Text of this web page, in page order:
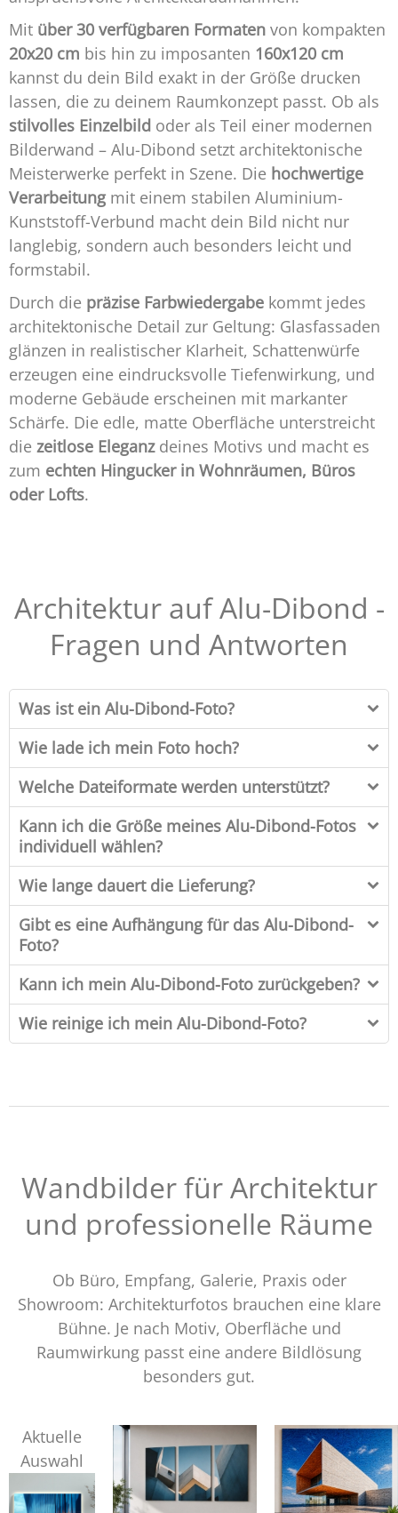
Mit über 30 verfügbaren Formaten von kompakten
20x20 cm bis hin zu imposanten 160x120 cm
kannst du dein Bild exakt in der Größe drucken
lassen, die zu deinem Raumkonzept passt. Ob als
stilvolles Einzelbild oder als Teil einer modernen
Bilderwand – Alu-Dibond setzt architektonische
Meisterwerke perfekt in Szene. Die hochwertige
Verarbeitung mit einem stabilen Aluminium-
Kunststoff-Verbund macht dein Bild nicht nur
langlebig, sondern auch besonders leicht und
formstabil.
Durch die präzise Farbwiedergabe kommt jedes
architektonische Detail zur Geltung: Glasfassaden
glänzen in realistischer Klarheit, Schattenwürfe
erzeugen eine eindrucksvolle Tiefenwirkung, und
moderne Gebäude erscheinen mit markanter
Schärfe. Die edle, matte Oberfläche unterstreicht
die zeitlose Eleganzdeines Motivs und macht es
zum echten Hingucker in Wohnräumen, Büros
oder Lofts.
Architektur auf Alu-Dibond -
Fragen und Antworten
Was ist ein Alu-Dibond-Foto?
Wie lade ich mein Foto hoch?
Welche Dateiformate werden unterstützt?
Kann ich die Größe meines Alu-Dibond-Fotos
individuell wählen?
Wie lange dauert die Lieferung?
Gibt es eine Aufhängung für das Alu-Dibond-
Foto?
Kann ich mein Alu-Dibond-Foto zurückgeben?
Wie reinige ich mein Alu-Dibond-Foto?
Wandbilder für Architektur
und professionelle Räume
Ob Büro, Empfang, Galerie, Praxis oder
Showroom: Architekturfotos brauchen eine klare
Bühne. Je nach Motiv, Oberfläche und
Raumwirkung passt eine andere Bildlösung
besonders gut.
Aktuelle
Auswahl